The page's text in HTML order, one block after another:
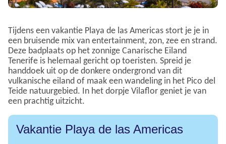
Tijdens een vakantie Playa de las Americas stort je je in
een bruisende mix van entertainment, zon, zee en strand.
Deze badplaats op het zonnige Canarische Eiland
Tenerife is helemaal gericht op toeristen. Spreid je
handdoek uit op de donkere ondergrond van dit
vulkanische eiland of maak een wandeling in het Pico del
Teide natuurgebied. In het dorpje Vilaflor geniet je van
een prachtig uitzicht.
Vakantie Playa de las Americas